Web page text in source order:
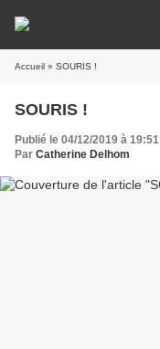
Accueil » SOURIS !
SOURIS !
Publié le 04/12/2019 à 19:51
Par Catherine Delhom